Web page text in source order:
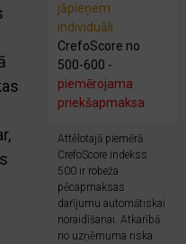
jāpieņem
individuāli
CrefoScore no
500-600 -
piemērojama
priekšapmaksa
Attēlotajā piemērā
CrefoScore indekss
500 ir robeža
pēcapmaksas
darījumu automātiskai
noraidīšanai. Atkarībā
no uzņēmuma riska